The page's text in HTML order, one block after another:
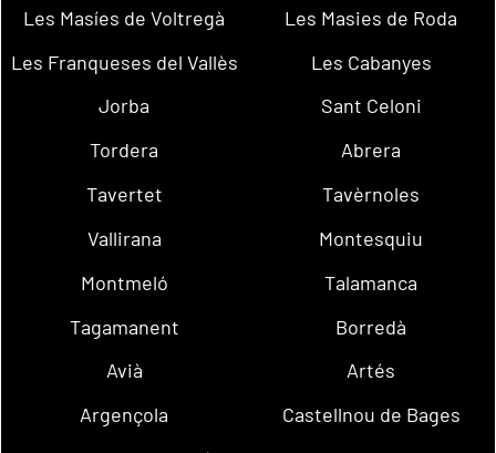
Les Masíes de Voltregà
Les Masies de Roda
Les Franqueses del Vallès
Les Cabanyes
Jorba
Sant Celoni
Tordera
Abrera
Tavertet
Tavèrnoles
Vallirana
Montesquiu
Montmeló
Talamanca
Tagamanent
Borredà
Avià
Artés
Argençola
Castellnou de Bages